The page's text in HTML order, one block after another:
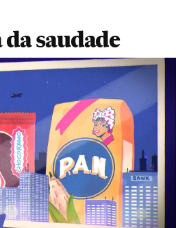
saudade